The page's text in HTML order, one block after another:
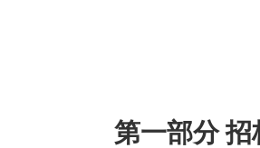
第一部分招